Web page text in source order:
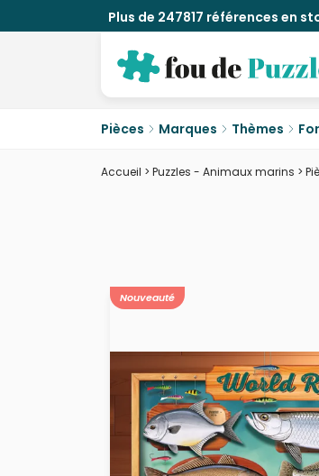
Plus de 247817 références en
Pièces Marques Thèmes
Accueil > Puzzles - Animaux marins >
Nouveauté